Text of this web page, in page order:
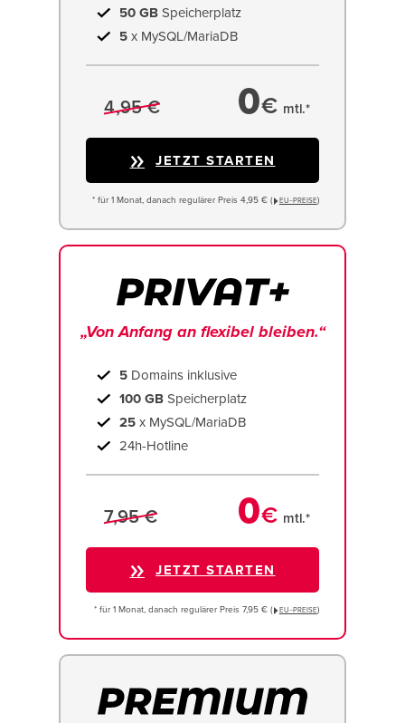
50 GB Speicherplatz
5 x MySQL/MariaDB
4,95 € 0€ mtl.*
JETZT STARTEN
* für 1 Monat, danach regulärer Preis 4,95 € ( EU−PREISE)
„Von Anfang an flexibel bleiben.“
5 Domains inklusive
100 GB Speicherplatz
25 x MySQL/MariaDB
24h-Hotline
7,95 € 0€ mtl.*
JETZT STARTEN
* für 1 Monat, danach regulärer Preis 7,95 € ( EU−PREISE)